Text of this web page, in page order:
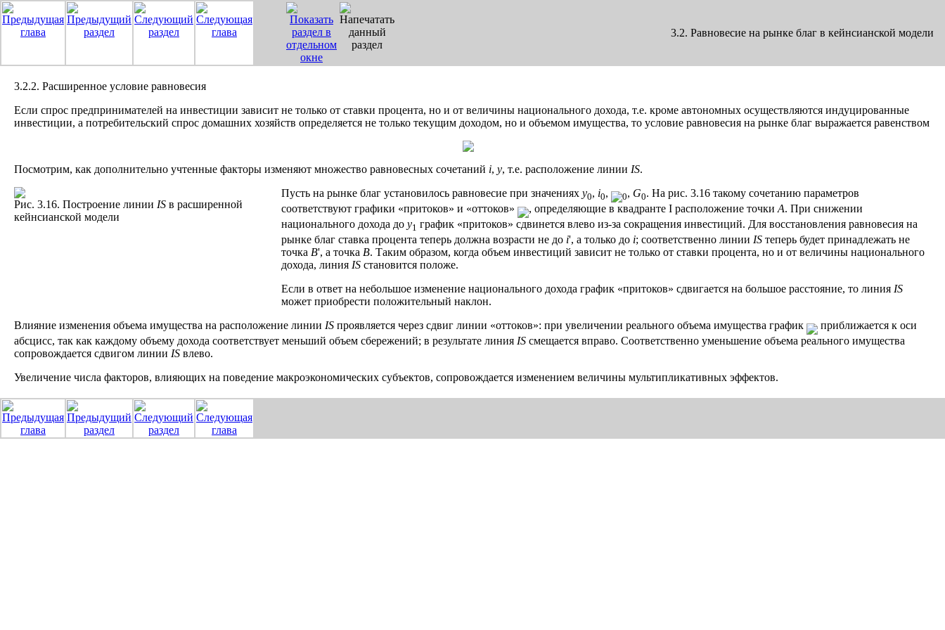
3.2. Равновесие на рынке благ в кейнсианской модели
3.2.2. Расширенное условие равновесия
Если спрос предпринимателей на инвестиции зависит не только от ставки процента, но и от величины национального дохода, т.е. кроме автономных осуществляются индуцированные
инвестиции, а потребительский спрос домашних хозяйств определяется не только текущим доходом, но и объемом имущества, то условие равновесия на рынке благ выражается равенством
Посмотрим, как дополнительно учтенные факторы изменяют множество равновесных сочетаний i, y, т.е. расположение линии IS.
Рис. 3.16. Построение линии IS в расширенной
кейнсианской модели
Пусть на рынке благ установилось равновесие при значениях y0, i0, 0, G0. На рис. 3.16 такому сочетанию параметров
соответствуют графики «притоков» и «оттоков»
, определяющие в квадранте I расположение точки А. При снижении
национального дохода до y1 график «притоков» сдвинется влево из-за сокращения инвестиций. Для восстановления равновесия на
рынке благ ставка процента теперь должна возрасти не до i', а только до i; соответственно линии IS теперь будет принадлежать не
точка B', а точка B. Таким образом, когда объем инвестиций зависит не только от ставки процента, но и от величины национального
дохода, линия IS становится положе.
Если в ответ на небольшое изменение национального дохода график «притоков» сдвигается на большое расстояние, то линия IS
может приобрести положительный наклон.
Влияние изменения объема имущества на расположение линии IS проявляется через сдвиг линии «оттоков»: при увеличении реального объема имущества график
приближается к оси
абсцисс, так как каждому объему дохода соответствует меньший объем сбережений; в результате линия IS смещается вправо. Соответственно уменьшение объема реального имущества
сопровождается сдвигом линии IS влево.
Увеличение числа факторов, влияющих на поведение макроэкономических субъектов, сопровождается изменением величины мультипликативных эффектов.